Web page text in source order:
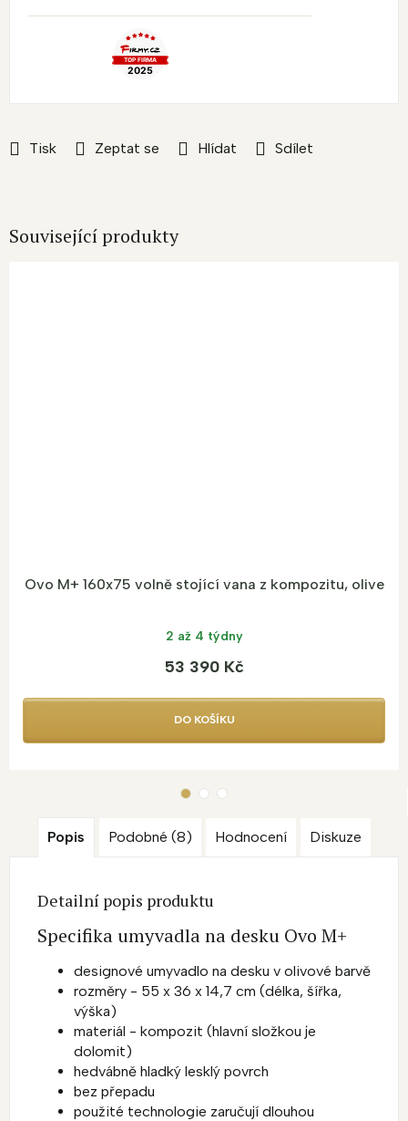
Tisk Zeptat se Hlídat Sdílet
Související produkty
Ovo M+ 160x75 volně stojící vana z kompozitu, olive
2 až 4 týdny
53 390 Kč
DO KOŠÍKU
Popis Podobné (8) Hodnocení Diskuze
Detailní popis produktu
Specifika umyvadla na desku Ovo M+
designové umyvadlo na desku v olivové barvě
rozměry - 55 x 36 x 14,7 cm (délka, šířka,
výška)
materiál - kompozit (hlavní složkou je
dolomit)
hedvábně hladký lesklý povrch
bez přepadu
použité technologie zaručují dlouhou